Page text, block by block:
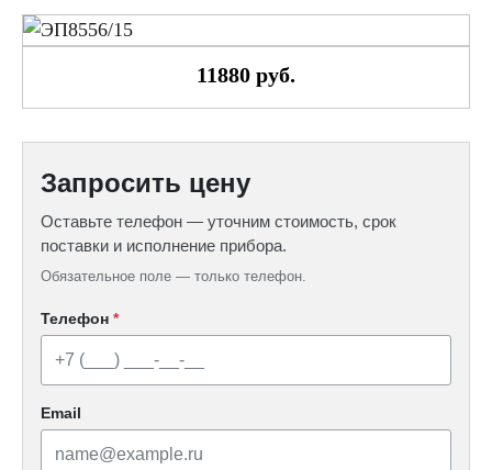
11880 руб.
Запросить цену
Оставьте телефон — уточним стоимость, срок
поставки и исполнение прибора.
Обязательное поле — только телефон.
Телефон *
Email